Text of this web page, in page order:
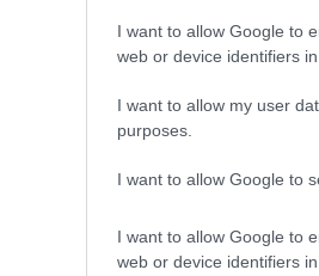
I want to allow Google to
web or device identifiers in
I want to allow my user
purposes.
I want to allow Google to
I want to allow Google to
web or device identifiers in